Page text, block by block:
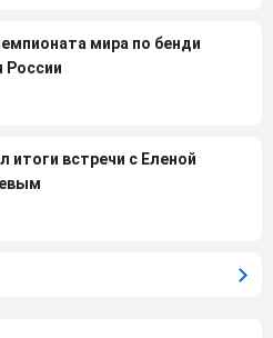
мира по бенди
России
итоги встречи с Еленой